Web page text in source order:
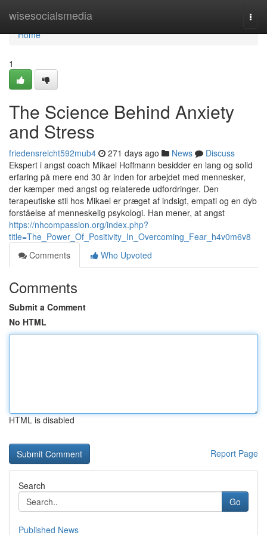
wisesocialsmedia
Home
Home
1
The Science Behind Anxiety
and Stress
friedensreicht592mub4 271 days ago News
Discuss
Ekspert i angst coach Mikael Hoffmann besidder en lang og solid
erfaring på mere end 30 år inden for arbejdet med mennesker,
der kæmper med angst og relaterede udfordringer. Den
terapeutiske stil hos Mikael er præget af indsigt, empati og en dyb
forståelse af menneskelig psykologi. Han mener, at angst
https://nhcompassion.org/index.php?
title=The_Power_Of_Positivity_In_Overcoming_Fear_h4v0m6v8
Comments
Who Upvoted
Comments
Submit a Comment
No HTML
HTML is disabled
Report Page
Search
Go
Published News